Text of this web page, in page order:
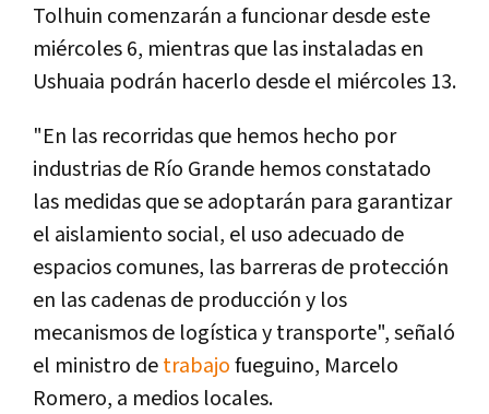
Tolhuin comenzarán a funcionar desde este
miércoles 6, mientras que las instaladas en
Ushuaia podrán hacerlo desde el miércoles 13.
"En las recorridas que hemos hecho por
industrias de Río Grande hemos constatado
las medidas que se adoptarán para garantizar
el aislamiento social, el uso adecuado de
espacios comunes, las barreras de protección
en las cadenas de producción y los
mecanismos de logística y transporte", señaló
el ministro detrabajofueguino, Marcelo
Romero, a medios locales.